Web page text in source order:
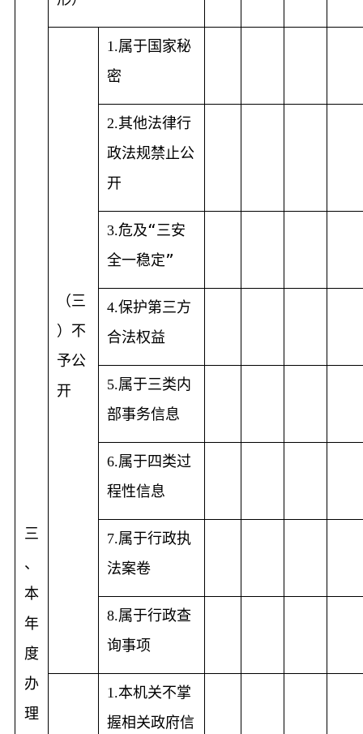
三
、
本
年
度
办
理
（三
）不
予公
开
1.属于国家秘
密
2.其他法律行
政法规禁止公
开
3.危及“三安
全一稳定”
4.保护第三方
合法权益
5.属于三类内
部事务信息
6.属于四类过
程性信息
7.属于行政执
法案卷
8.属于行政查
询事项
1.本机关不掌
握相关政府信